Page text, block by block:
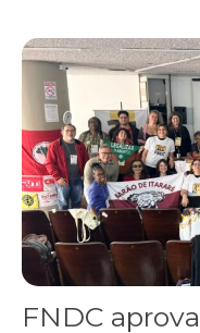
FNDC aprova
FNDC